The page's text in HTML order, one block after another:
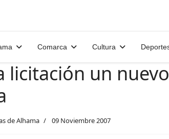
Comarca Cultura
licitación un
de Alhama 09 Noviembre 2007